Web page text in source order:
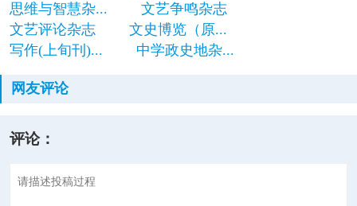
思维与智慧杂...
文艺争鸣杂志
文艺评论杂志
文史博览（原...
写作(上旬刊)...
中学政史地杂...
网友评论
评论：